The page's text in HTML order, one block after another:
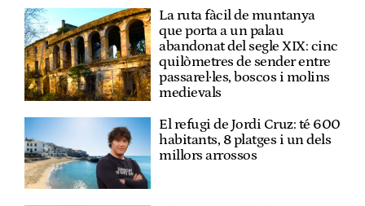
La ruta fàcil de muntanya
que porta a un palau
abandonat del segle XIX: cinc
quilòmetres de sender entre
passarel·les, boscos i molins
medievals
El refugi de Jordi Cruz: té 600
habitants, 8 platges i un dels
millors arrossos